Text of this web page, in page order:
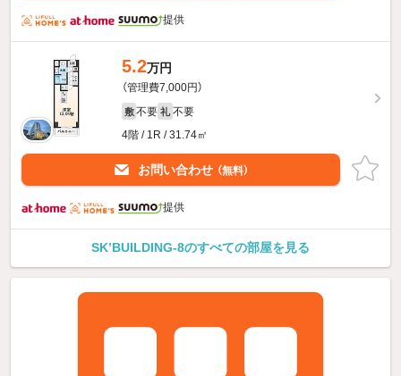
提供
5.2万円
（管理費7,000円）
敷 不要 礼 不要
4階 / 1R / 31.74㎡
お問い合わせ （無料）
提供
SK’BUILDING-8のすべての部屋を見る